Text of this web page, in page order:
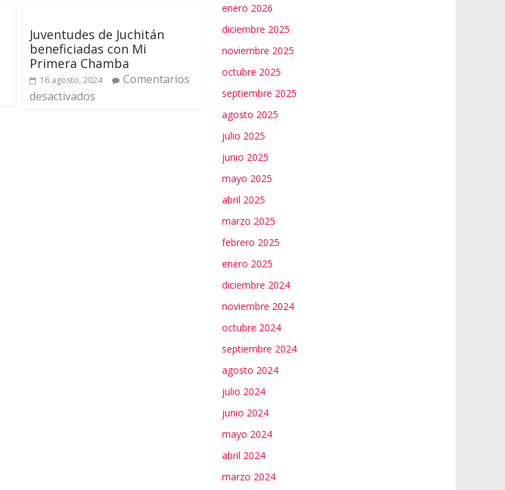
Juventudes de Juchitán
beneficiadas con Mi
Primera Chamba
16 agosto, 2024
Comentarios
desactivados
enero 2026
diciembre 2025
noviembre 2025
octubre 2025
septiembre 2025
agosto 2025
julio 2025
junio 2025
mayo 2025
abril 2025
marzo 2025
febrero 2025
enero 2025
diciembre 2024
noviembre 2024
octubre 2024
septiembre 2024
agosto 2024
julio 2024
junio 2024
mayo 2024
abril 2024
marzo 2024